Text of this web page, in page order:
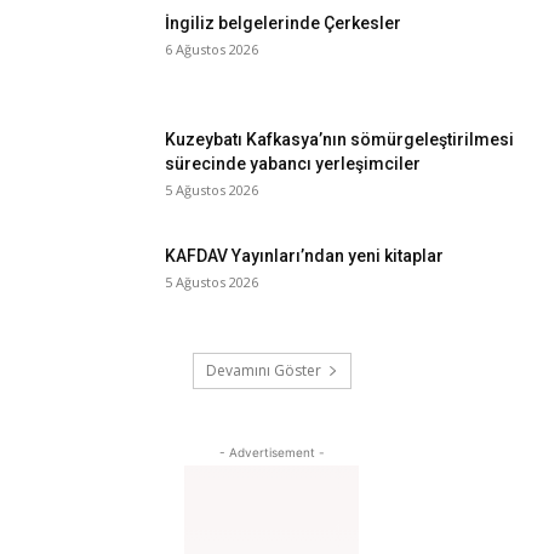
İngiliz belgelerinde Çerkesler
6 Ağustos 2026
Kuzeybatı Kafkasya’nın sömürgeleştirilmesi
sürecinde yabancı yerleşimciler
5 Ağustos 2026
KAFDAV Yayınları’ndan yeni kitaplar
5 Ağustos 2026
Devamını Göster
- Advertisement -